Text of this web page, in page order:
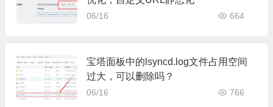
06/16 664
宝塔面板中的lsyncd.log文件占用空间
过大，可以删除吗？
06/16 766